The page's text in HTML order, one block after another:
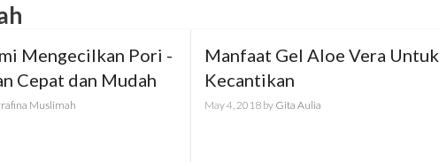
Mengecilkan Pori -
Cepat dan Mudah
Muslimah
Manfaat Gel Aloe Vera Untuk
Kecantikan
May 4, 2018 by Gita Aulia